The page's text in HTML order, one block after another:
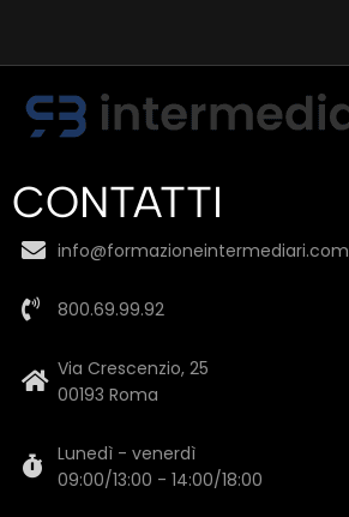
CONTATTI
info@formazioneintermediari.com
800.69.99.92
Via Crescenzio, 25
00193 Roma
Lunedì - venerdì
09:00/13:00 - 14:00/18:00